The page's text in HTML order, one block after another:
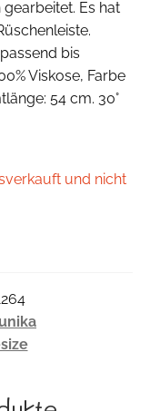
Es hat
bis
Viskose, Farbe
54 cm. 30°
und nicht